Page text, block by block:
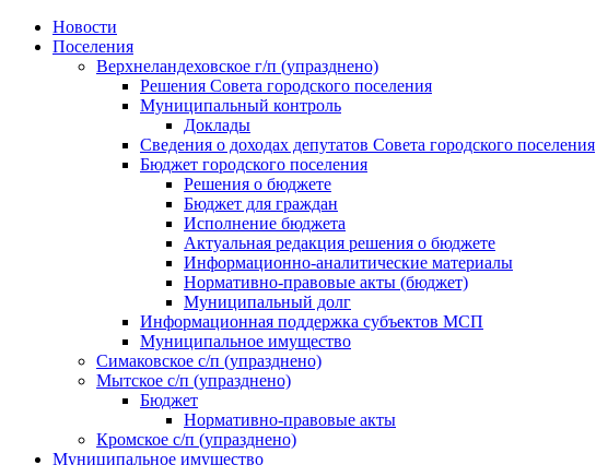
Skip
Новости
Поселения
Верхнеландеховское г/п (упразднено)
Решения Совета городского поселения
Муниципальный контроль
Доклады
Сведения о доходах депутатов Совета городского поселения
Бюджет городского поселения
Решения о бюджете
Бюджет для граждан
Исполнение бюджета
Актуальная редакция решения о бюджете
Информационно-аналитические материалы
Нормативно-правовые акты (бюджет)
Муниципальный долг
Информационная поддержка субъектов МСП
Муниципальное имущество
Симаковское с/п (упразднено)
Мытское с/п (упразднено)
Бюджет
Нормативно-правовые акты
Кромское с/п (упразднено)
Муниципальное имущество